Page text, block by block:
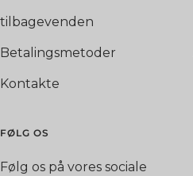
tilbagevenden
Betalingsmetoder
Kontakte
FØLG OS
Følg os på vores sociale